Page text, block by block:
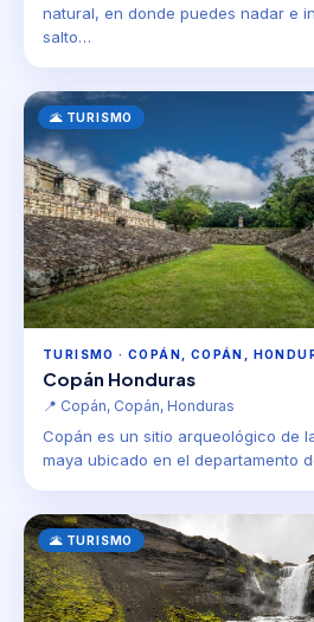
natural, en donde puedes nadar e
salto…
🌋 TURISMO
TURISMO · COPÁN, COPÁN,
Copán Honduras
📍 Copán, Copán, Honduras
Copán es un sitio arqueológico de
maya ubicado en el departamento
🌋 TURISMO